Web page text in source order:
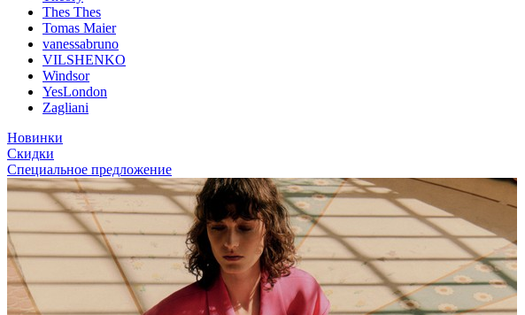
Thes Thes
Tomas Maier
vanessabruno
VILSHENKO
Windsor
YesLondon
Zagliani
Новинки
Скидки
Специальное предложение